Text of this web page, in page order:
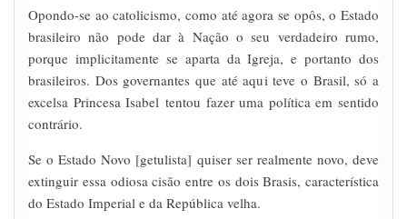
Opondo-se ao catolicismo, como até agora se opôs, o Estado
brasileiro não pode dar à Nação o seu verdadeiro rumo,
porque implicitamente se aparta da Igreja, e portanto dos
brasileiros. Dos governantes que até aqui teve o Brasil, só a
excelsa Princesa Isabel tentou fazer uma política em sentido
contrário.
Se o Estado Novo [getulista] quiser ser realmente novo, deve
extinguir essa odiosa cisão entre os dois Brasis, característica
do Estado Imperial e da República velha.